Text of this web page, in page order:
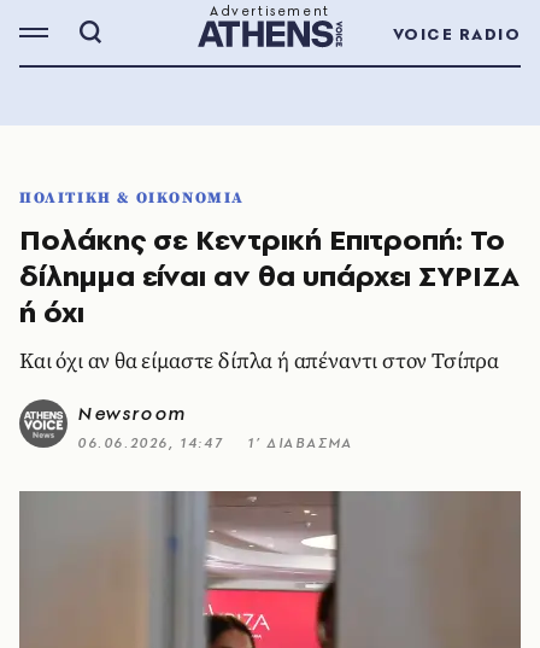
VOICE RADIO
ΠΟΛΙΤΙΚΗ & ΟΙΚΟΝΟΜΙΑ
Πολάκης σε Κεντρική Επιτροπή: Το
δίλημμα είναι αν θα υπάρχει ΣΥΡΙΖΑ
ή όχι
Και όχι αν θα είμαστε δίπλα ή απέναντι στον Τσίπρα
Newsroom
06.06.2026, 14:47 1’ ΔΙΑΒΑΣΜΑ